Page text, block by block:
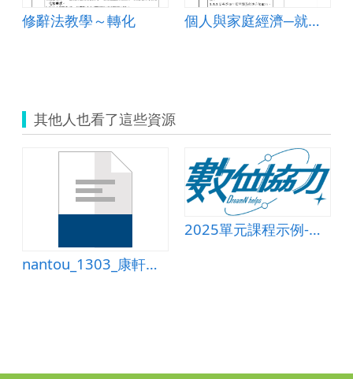
修辭法教學～轉化
個人與家庭經濟─就業與創業
其他人也看了這些資源
nantou_1303_康軒第四冊第七單元乘法(二)-考卷
2025單元課程示例-國小數學(房昔梅)-001-複合圖形的周長